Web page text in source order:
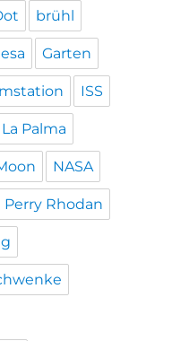
brühl
esa Garten
ISS
La Palma
NASA
Perry Rhodan